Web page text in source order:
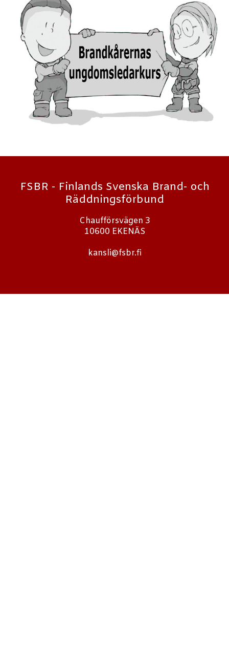
FSBR - Finlands Svenska Brand- och
Räddningsförbund
Chaufförsvägen 3
10600 EKENÄS
kansli@fsbr.fi